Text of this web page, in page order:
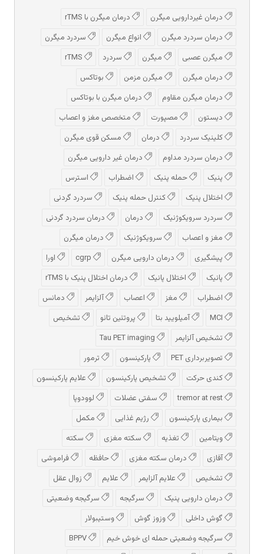
درمان غیردارویی میگرن
درمان میگرن با rTMS
درمان سردرد میگرن
انواع میگرن
سردرد میگرن
میگرن عصبی
میگرن سردرد
درمان میگرن
میگرن مزمن
بوتاکس
درمان میگرن مقاوم
درمان میگرن با بوتاکس
دیستون
مصپورت
متخصص مغز و اعصاب
کلینیک سردرد
درمان
مسکن قوی میگرن
درمان سردرد مداوم
درمان غیر دارویی میگرن
پنیک
حمله پنیک اضطراب
استرس
اختلال پنیک
کنترل حمله پنیک
سردرد گردنی
سردرد سرویکوژنیک
درمان
درمان سردرد گردنی
مغز و اعصاب
سرویکوژنیک
درمان میگرن
پیشگیری
درمان دارویی میگرن
اورا
پانیک
اختلال پانیک
درمان اختلال پنیک با rTMS
اضطراب
مغز اعصاب آلزایمر
دمانس
آمیلویید بتا پروتئین تائو
تشخیص
تشخیص آلزایمر
تصویربرداری PET
پارکینسون
ترمور
کندی حرکت
تشخیص پارکینسون
علایم پارکینسون
سفتی عضلات
لوودوپا
بیماری پارکینسون
رژیم غذایی
مکمل
ویتامین
تغذیه سکته مغزی
سکته
آفازی
درمان سکته مغزی حافظه
فراموشی
تشخیص
علایم آلزایمر علایم
زوال عقل
درمان دارویی پنیک
سرگیجه
سرگیجه وضعیتی
گوش داخلی
وزوز گوش
وستیبولار
سرگیجه وضعیتی حمله ای خوش خیم